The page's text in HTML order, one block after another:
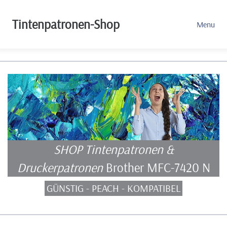
Tintenpatronen-Shop Menu
SHOP Tintenpatronen &
Druckerpatronen Brother MFC-7420 N
GÜNSTIG - PEACH - KOMPATIBEL